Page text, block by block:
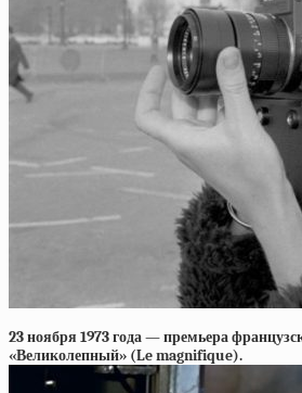
23 ноября 1973 года — премьера
«Великолепный» (Le magnifique).